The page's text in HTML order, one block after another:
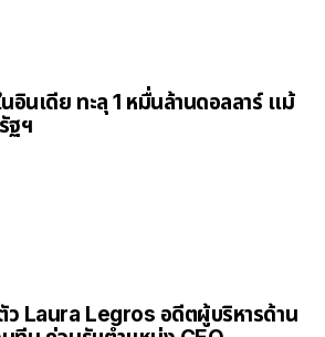
อินเดีย ทะลุ 1 หมื่นล้านดอลลาร์ แม้
ฐฯ
Laura Legros อดีตผู้บริหารด้าน